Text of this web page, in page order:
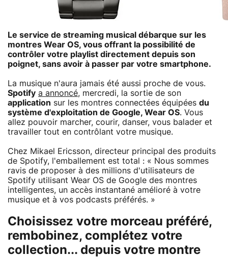
Le service de streaming musical débarque sur les
montres Wear OS, vous offrant la possibilité de
contrôler votre playlist directement depuis son
poignet, sans avoir à passer par votre smartphone.
La musique n'aura jamais été aussi proche de vous.
Spotify a annoncé, mercredi, la sortie de son
application sur les montres connectées équipées du
système d'exploitation de Google, Wear OS. Vous
allez pouvoir marcher, courir, danser, vous balader et
travailler tout en contrôlant votre musique.
Chez Mikael Ericsson, directeur principal des produits
de Spotify, l'emballement est total : « Nous sommes
ravis de proposer à des millions d'utilisateurs de
Spotify utilisant Wear OS de Google des montres
intelligentes, un accès instantané amélioré à votre
musique et à vos podcasts préférés. »
Choisissez votre morceau préféré,
rembobinez, complétez votre
collection... depuis votre montre